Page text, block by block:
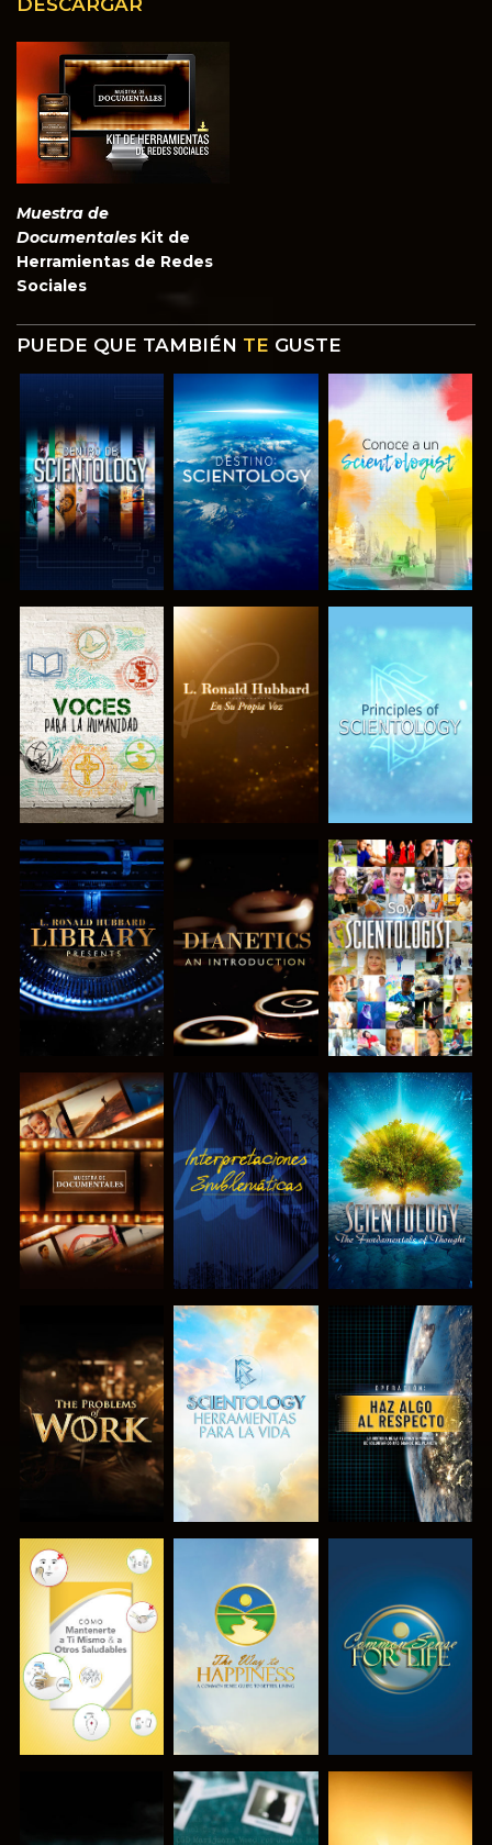
Muestra de
Documentales Kit de
Herramientas de Redes
Sociales
PUEDE QUE TAMBIÉN TE GUSTE
EXPLORA LAS
SERIES
EXPLORA LAS
SERIES
EXPLORA LAS
SERIES
EXPLORA LAS
SERIES
EXPLORA LAS
SERIES
VE
EXPLORA LAS
SERIES
VE
EXPLORA LAS
SERIES
EXPLORA LAS
SERIES
EXPLORA LAS
SERIES
VE
VE VE VE
VE VE